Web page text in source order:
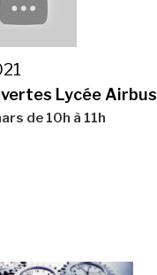
Lycée Airbus
de 10h à 11h